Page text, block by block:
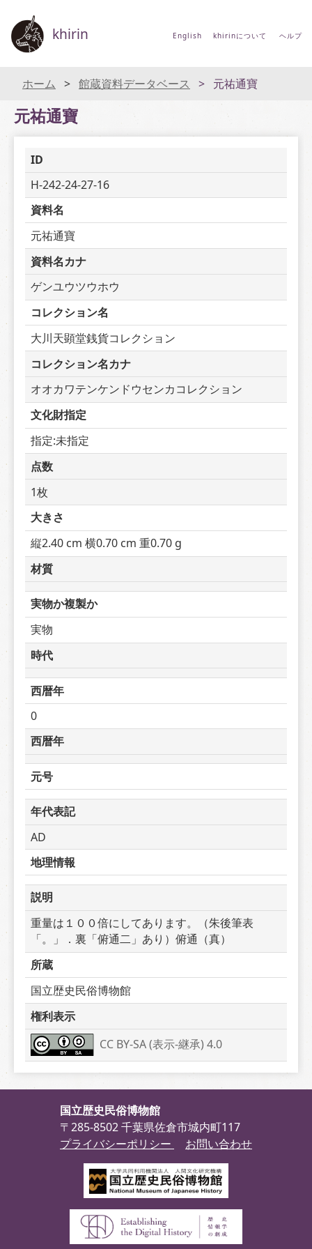
khirin English khirinについて ヘルプ
ホーム 館蔵資料データベース 元祐通寶
元祐通寶
ID
H-242-24-27-16
資料名
元祐通寶
資料名カナ
ゲンユウツウホウ
コレクション名
大川天顕堂銭貨コレクション
コレクション名カナ
オオカワテンケンドウセンカコレクション
文化財指定
指定:未指定
点数
1枚
大きさ
縦2.40 cm 横0.70 cm 重0.70 g
材質
実物か複製か
実物
時代
西暦年
0
西暦年
元号
年代表記
AD
地理情報
説明
重量は１００倍にしてあります。（朱後筆表
「。」．裏「俯通二」あり）俯通（真）
所蔵
国立歴史民俗博物館
権利表示
CC BY-SA (表示-継承) 4.0
国立歴史民俗博物館
〒285-8502 千葉県佐倉市城内町117
プライバシーポリシー
お問い合わせ